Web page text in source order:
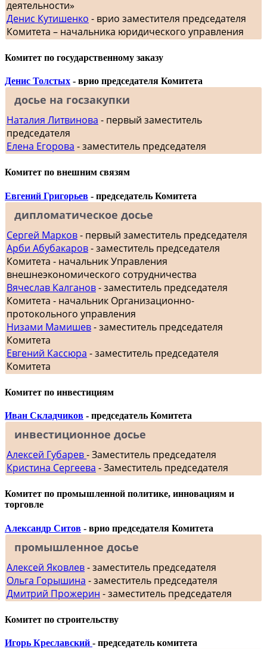
деятельности»
Денис Кутишенко - врио заместителя председателя
Комитета – начальника юридического управления
Комитет по государственному заказу
Денис Толстых - врио председателя Комитета
досье на госзакупки
Наталия Литвинова - первый заместитель
председателя
Елена Егорова - заместитель председателя
Комитет по внешним связям
Евгений Григорьев - председатель Комитета
дипломатическое досье
Сергей Марков- первый заместитель председателя
Арби Абубакаров- заместитель председателя
Комитета - начальник Управления
внешнеэкономического сотрудничества
Вячеслав Калганов- заместитель председателя
Комитета - начальник Организационно-
протокольного управления
Низами Мамишев- заместитель председателя
Комитета
Евгений Кассюра - заместитель председателя
Комитета
Комитет по инвестициям
Иван Складчиков - председатель Комитета
инвестиционное досье
Алексей Губарев- Заместитель председателя
Кристина Сергеева - Заместитель председателя
Комитет по промышленной политике, инновациям и
торговле
Александр Ситов - врио председателя Комитета
промышленное досье
Алексей Яковлев- заместитель председателя
Ольга Горышина - заместитель председателя
Дмитрий Прожерин - заместитель председателя
Комитет по строительству
Игорь Креславский - председатель комитета